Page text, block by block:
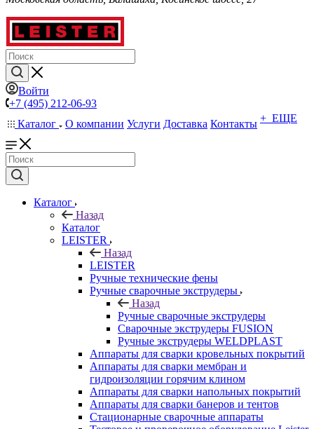
Войти
+7 (495) 212-06-93
Каталог
О компании Услуги Доставка Контакты + ЕЩЕ
Каталог
Назад
Каталог
LEISTER
Назад
LEISTER
Ручные технические фены
Ручные сварочные экструдеры
Назад
Ручные сварочные экструдеры
Сварочные экструдеры FUSION
Ручные экструдеры WELDPLAST
Аппараты для сварки кровельных покрытий
Аппараты для сварки мембран и
гидроизоляции горячим клином
Аппараты для сварки напольных покрытий
Аппараты для сварки банеров и тентов
Стационарные сварочные аппараты